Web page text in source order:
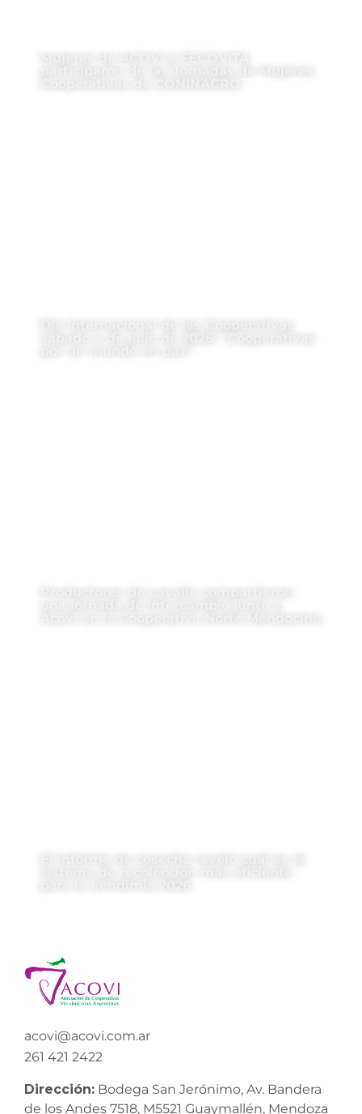
Día Internacional de las Cooperativas
acovi@acovi.com.ar
261 421 2422
Dirección: Bodega San Jerónimo, Av. Bandera
de los Andes 7518, M5521 Guaymallén, Mendoza